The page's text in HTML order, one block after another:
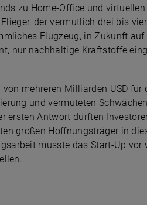
zu Home-Office und
der vermutlich drei bis
Flugzeug, in Zukunft auf
nur nachhaltige Kraftstoffe
mehreren Milliarden USD für
und vermuteten
ersten Antwort dürften
großen Hoffnungsträger in
musste das Start-Up vor